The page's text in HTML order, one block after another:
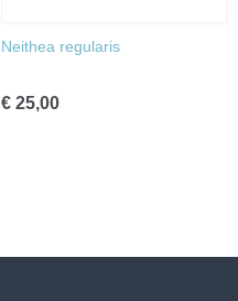
Neithea regularis
€ 25,00